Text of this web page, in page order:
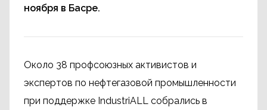
ноября в Басре.
Около 38 профсоюзных активистов и
экспертов по нефтегазовой промышленности
при поддержке IndustriALL собрались в